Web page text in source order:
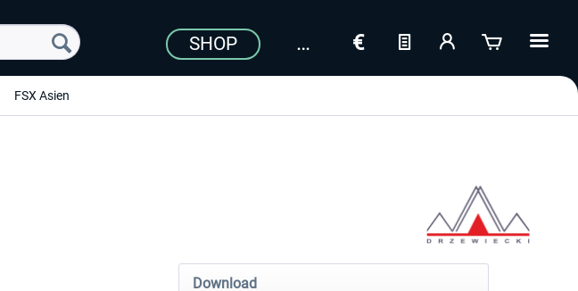
SHOP
FSX Asien
Download